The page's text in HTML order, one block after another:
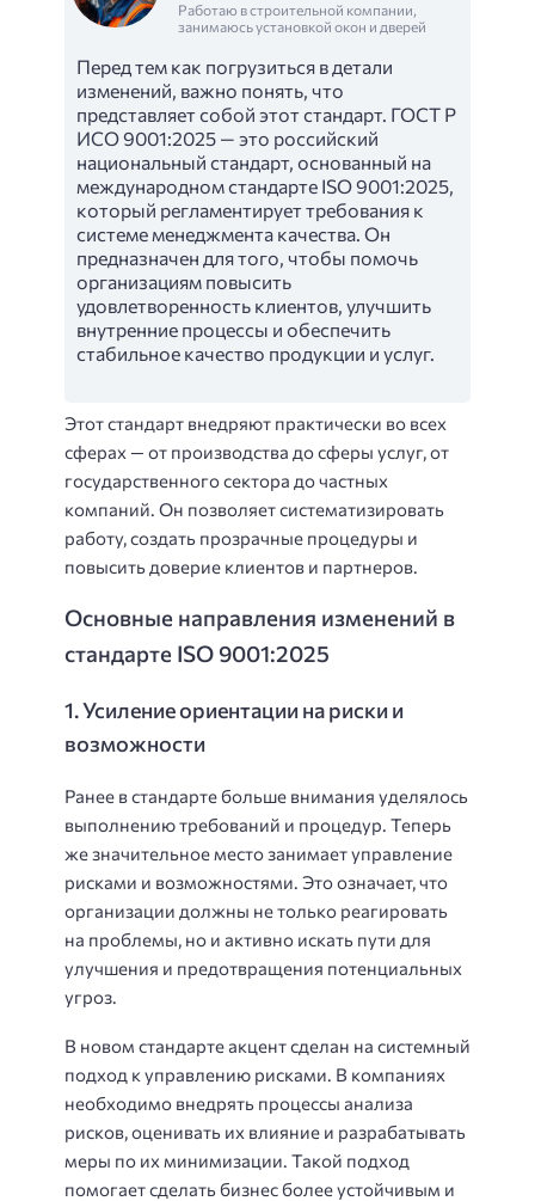
Работаю в строительной компании,
занимаюсь установкой окон и дверей
Перед тем как погрузиться в детали
изменений, важно понять, что
представляет собой этот стандарт. ГОСТ Р
ИСО 9001:2025 — это российский
национальный стандарт, основанный на
международном стандарте ISO 9001:2025,
который регламентирует требования к
системе менеджмента качества. Он
предназначен для того, чтобы помочь
организациям повысить
удовлетворенность клиентов, улучшить
внутренние процессы и обеспечить
стабильное качество продукции и услуг.
Этот стандарт внедряют практически во всех
сферах — от производства до сферы услуг, от
государственного сектора до частных
компаний. Он позволяет систематизировать
работу, создать прозрачные процедуры и
повысить доверие клиентов и партнеров.
Основные направления изменений в
стандарте ISO 9001:2025
1. Усиление ориентации на риски и
возможности
Ранее в стандарте больше внимания уделялось
выполнению требований и процедур. Теперь
же значительное место занимает управление
рисками и возможностями. Это означает, что
организации должны не только реагировать
на проблемы, но и активно искать пути для
улучшения и предотвращения потенциальных
угроз.
В новом стандарте акцент сделан на системный
подход к управлению рисками. В компаниях
необходимо внедрять процессы анализа
рисков, оценивать их влияние и разрабатывать
меры по их минимизации. Такой подход
помогает сделать бизнес более устойчивым и